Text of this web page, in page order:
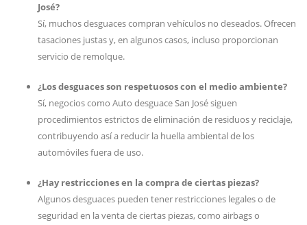
José?
Sí, muchos desguaces compran vehículos no deseados. Ofrecen
tasaciones justas y, en algunos casos, incluso proporcionan
servicio de remolque.
¿Los desguaces son respetuosos con el medio ambiente?
Sí, negocios como Auto desguace San José siguen
procedimientos estrictos de eliminación de residuos y reciclaje,
contribuyendo así a reducir la huella ambiental de los
automóviles fuera de uso.
¿Hay restricciones en la compra de ciertas piezas?
Algunos desguaces pueden tener restricciones legales o de
seguridad en la venta de ciertas piezas, como airbags o